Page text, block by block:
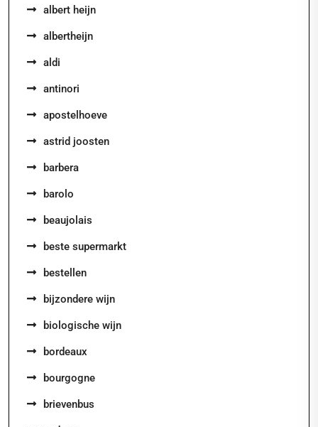
albert heijn
albertheijn
aldi
antinori
apostelhoeve
astrid joosten
barbera
barolo
beaujolais
beste supermarkt
bestellen
bijzondere wijn
biologische wijn
bordeaux
bourgogne
brievenbus